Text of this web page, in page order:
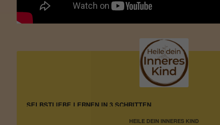
HEILE DEIN INNERES KIND
SELBSTLIEBE LERNEN IN 3 SCHRITTEN